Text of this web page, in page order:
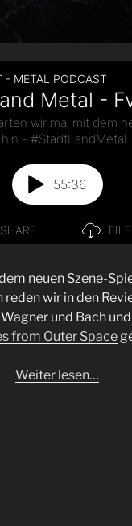
neuen Szene-
reden wir in den
und Bach
from Outer Space
Weiter lesen…